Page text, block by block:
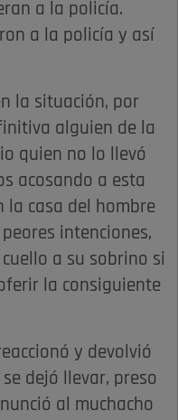
a la policía.
a la policía y así
la situación, por
alguien de la
quien no lo llevó
acosando a esta
la casa del hombre
intenciones,
a su sobrino si
la consiguiente
y devolvió
dejó llevar, preso
al muchacho